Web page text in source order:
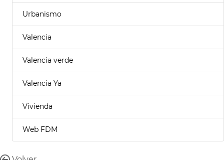
Urbanismo
Valencia
Valencia verde
Valencia Ya
Vivienda
Web FDM